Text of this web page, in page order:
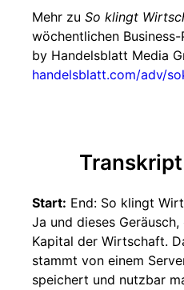
Mehr zu So klingt
wöchentlichen
by Handelsblatt Media
handelsblatt.com/adv/
Start: End: So klingt
Ja und dieses
Kapital der Wirtschaft.
stammt von einem
speichert und nutzbar